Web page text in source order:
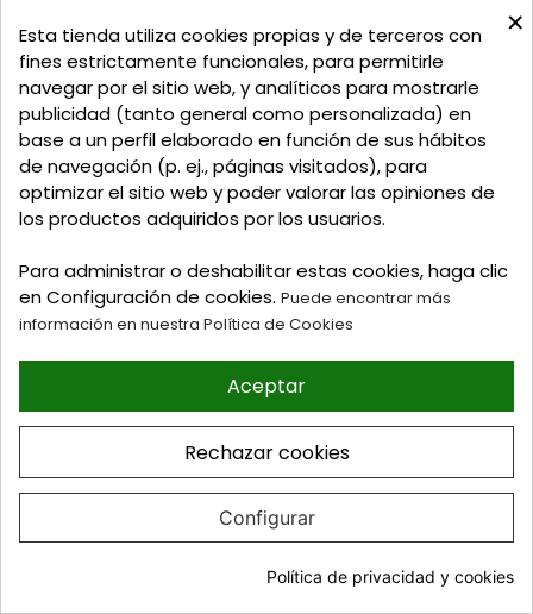
La mejor calidad
Suscríbete a nuestra
newsletter
Puede darse de baja en cualquier momento. Para
ello, consulte nuestra información de contacto en el
aviso legal.
Mis datos personales
×
Esta tienda utiliza cookies propias y de terceros con
fines estrictamente funcionales, para permitirle
navegar por el sitio web, y analíticos para mostrarle
publicidad (tanto general como personalizada) en
base a un perfil elaborado en función de sus hábitos
de navegación (p. ej., páginas visitados), para
optimizar el sitio web y poder valorar las opiniones de
los productos adquiridos por los usuarios.
Para administrar o deshabilitar estas cookies, haga clic
en Configuración de cookies. Puede encontrar más
información en nuestra Política de Cookies
Aceptar
Rechazar cookies
Configurar
Política de privacidad y cookies